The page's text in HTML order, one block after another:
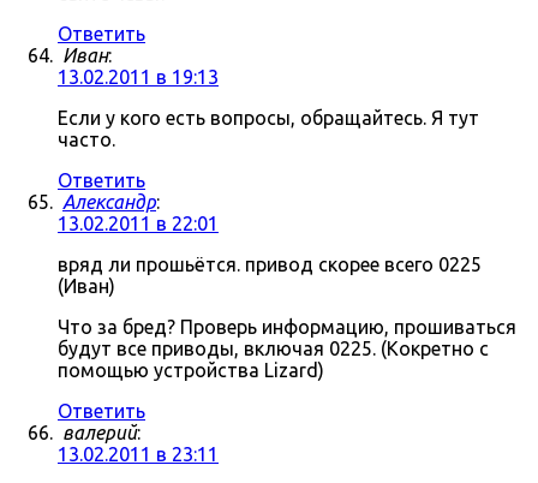
Ответить
Иван:
13.02.2011 в 19:13
Если у кого есть вопросы, обращайтесь. Я тут
часто.
Ответить
Александр:
13.02.2011 в 22:01
вряд ли прошьётся. привод скорее всего 0225
(Иван)
Что за бред? Проверь информацию, прошиваться
будут все приводы, включая 0225. (Кокретно с
помощью устройства Lizard)
Ответить
валерий:
13.02.2011 в 23:11